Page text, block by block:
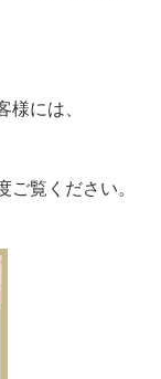
様には、
覧ください。